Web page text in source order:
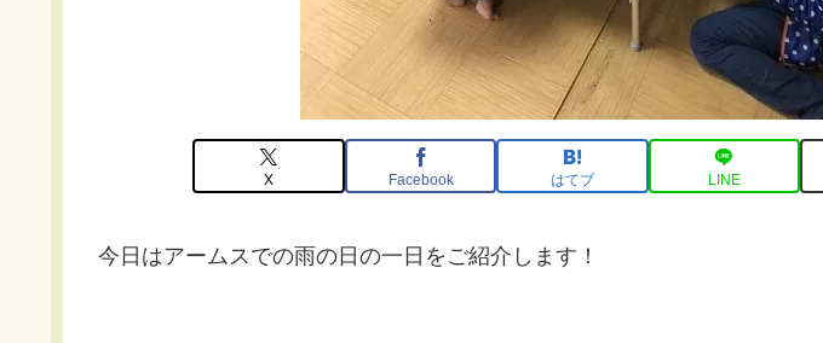
X Facebook はてブ LINE
今日はアームスでの雨の日の一日をご紹介します！